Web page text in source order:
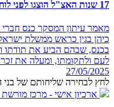
17 שנות האצ"ל הוצגו לפני לוחמיו בהיכל התרבות
כיהן בגין כראש ממשלת
בכנס, שבהם הביע את תודתו
לעם ולתקומתו, ומעלה את
27/05/2025
לחץ לבחירה שליחותם של
ארכיון אישי - מרכז מורשת